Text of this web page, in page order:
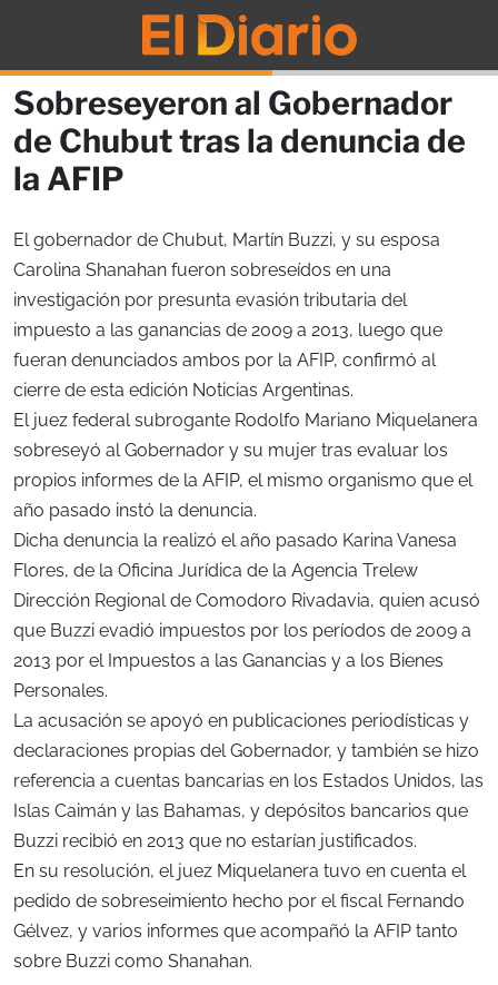
Sobreseyeron al Gobernador
de Chubut tras la denuncia de
la AFIP
El gobernador de Chubut, Martín Buzzi, y su esposa
Carolina Shanahan fueron sobreseídos en una
investigación por presunta evasión tributaria del
impuesto a las ganancias de 2009 a 2013, luego que
fueran denunciados ambos por la AFIP, confirmó al
cierre de esta edición Noticias Argentinas.
El juez federal subrogante Rodolfo Mariano Miquelanera
sobreseyó al Gobernador y su mujer tras evaluar los
propios informes de la AFIP, el mismo organismo que el
año pasado instó la denuncia.
Dicha denuncia la realizó el año pasado Karina Vanesa
Flores, de la Oficina Jurídica de la Agencia Trelew
Dirección Regional de Comodoro Rivadavia, quien acusó
que Buzzi evadió impuestos por los períodos de 2009 a
2013 por el Impuestos a las Ganancias y a los Bienes
Personales.
La acusación se apoyó en publicaciones periodísticas y
declaraciones propias del Gobernador, y también se hizo
referencia a cuentas bancarias en los Estados Unidos, las
Islas Caimán y las Bahamas, y depósitos bancarios que
Buzzi recibió en 2013 que no estarían justificados.
En su resolución, el juez Miquelanera tuvo en cuenta el
pedido de sobreseimiento hecho por el fiscal Fernando
Gélvez, y varios informes que acompañó la AFIP tanto
sobre Buzzi como Shanahan.